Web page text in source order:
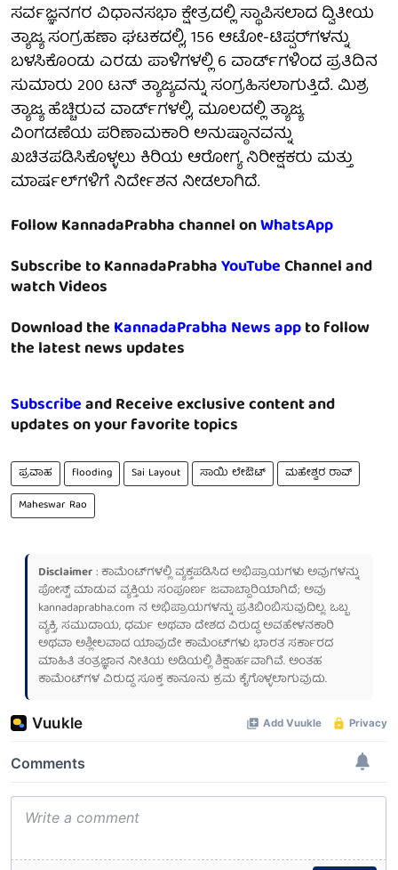
ಸರ್ವಜ್ಞನಗರ ವಿಧಾನಸಭಾ ಕ್ಷೇತ್ರದಲ್ಲಿ ಸ್ಥಾಪಿಸಲಾದ ದ್ವಿತೀಯ
ತ್ಯಾಜ್ಯ ಸಂಗ್ರಹಣಾ ಘಟಕದಲ್ಲಿ, 156 ಆಟೋ-ಟಿಪ್ಪರ್‌ಗಳನ್ನು
ಬಳಸಿಕೊಂಡು ಎರಡು ಪಾಳಿಗಳಲ್ಲಿ 6 ವಾರ್ಡ್‌ಗಳಿಂದ ಪ್ರತಿದಿನ
ಸುಮಾರು 200 ಟನ್ ತ್ಯಾಜ್ಯವನ್ನು ಸಂಗ್ರಹಿಸಲಾಗುತ್ತಿದೆ. ಮಿಶ್ರ
ತ್ಯಾಜ್ಯ ಹೆಚ್ಚಿರುವ ವಾರ್ಡ್‌ಗಳಲ್ಲಿ, ಮೂಲದಲ್ಲಿ ತ್ಯಾಜ್ಯ
ವಿಂಗಡಣೆಯ ಪರಿಣಾಮಕಾರಿ ಅನುಷ್ಠಾನವನ್ನು
ಖಚಿತಪಡಿಸಿಕೊಳ್ಳಲು ಕಿರಿಯ ಆರೋಗ್ಯ ನಿರೀಕ್ಷಕರು ಮತ್ತು
ಮಾರ್ಷಲ್‌ಗಳಿಗೆ ನಿರ್ದೇಶನ ನೀಡಲಾಗಿದೆ.
Follow KannadaPrabha channel onWhatsApp
Subscribe to KannadaPrabhaYouTubeChannel and
watch Videos
Download theKannadaPrabha News appto follow
the latest news updates
Subscribeand Receive exclusive content and
updates on your favorite topics
ಪ್ರವಾಹ flooding Sai Layout ಸಾಯಿ ಲೇಔಟ್
ಮಹೇಶ್ವರ ರಾವ್
Maheswar Rao
Disclaimer: ಕಾಮೆಂಟ್‌ಗಳಲ್ಲಿ ವ್ಯಕ್ತಪಡಿಸಿದ ಅಭಿಪ್ರಾಯಗಳು ಅವುಗಳನ್ನು
ಪೋಸ್ಟ್ ಮಾಡುವ ವ್ಯಕ್ತಿಯ ಸಂಪೂರ್ಣ ಜವಾಬ್ದಾರಿಯಾಗಿದೆ; ಅವು
kannadaprabha.com ನ ಅಭಿಪ್ರಾಯಗಳನ್ನು ಪ್ರತಿಬಿಂಬಿಸುವುದಿಲ್ಲ. ಒಬ್ಬ
ವ್ಯಕ್ತಿ, ಸಮುದಾಯ, ಧರ್ಮ ಅಥವಾ ದೇಶದ ವಿರುದ್ಧ ಅವಹೇಳನಕಾರಿ
ಅಥವಾ ಅಶ್ಲೀಲವಾದ ಯಾವುದೇ ಕಾಮೆಂಟ್‌ಗಳು ಭಾರತ ಸರ್ಕಾರದ
ಮಾಹಿತಿ ತಂತ್ರಜ್ಞಾನ ನೀತಿಯ ಅಡಿಯಲ್ಲಿ ಶಿಕ್ಷಾರ್ಹವಾಗಿವೆ. ಅಂತಹ
ಕಾಮೆಂಟ್‌ಗಳ ವಿರುದ್ಧ ಸೂಕ್ತ ಕಾನೂನು ಕ್ರಮ ಕೈಗೊಳ್ಳಲಾಗುವುದು.